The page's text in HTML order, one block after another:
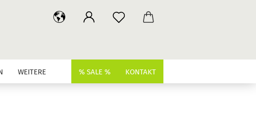
% SALE % KONTAKT
WEITERE